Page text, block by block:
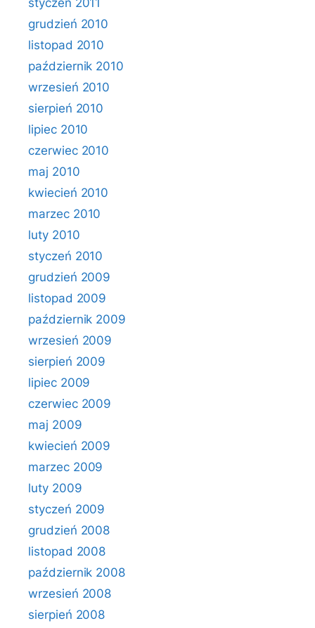
styczeń 2011
grudzień 2010
listopad 2010
październik 2010
wrzesień 2010
sierpień 2010
lipiec 2010
czerwiec 2010
maj 2010
kwiecień 2010
marzec 2010
luty 2010
styczeń 2010
grudzień 2009
listopad 2009
październik 2009
wrzesień 2009
sierpień 2009
lipiec 2009
czerwiec 2009
maj 2009
kwiecień 2009
marzec 2009
luty 2009
styczeń 2009
grudzień 2008
listopad 2008
październik 2008
wrzesień 2008
sierpień 2008